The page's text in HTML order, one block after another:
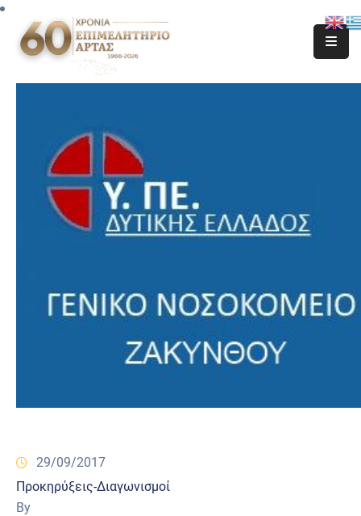
29/09/2017
Προκηρύξεις-Διαγωνισμοί
By